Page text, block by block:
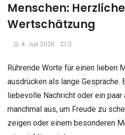
Menschen:
Wertschätzung
4. Juli 2026 0
Rührende Worte für einen lieben
ausdrücken als lange Gespräche.
liebevolle Nachricht oder ein
manchmal aus, um Freude zu
zeigen oder einem besonderen